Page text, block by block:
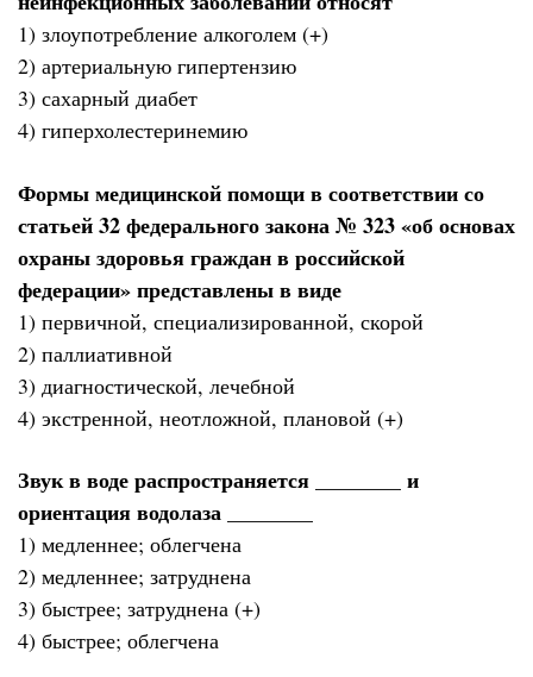
1) злоупотребление алкоголем (+)
2) артериальную гипертензию
3) сахарный диабет
4) гиперхолестеринемию
Формы медицинской помощи в соответствии со
статьей 32 федерального закона № 323 «об основах
охраны здоровья граждан в российской
федерации» представлены в виде
1) первичной, специализированной, скорой
2) паллиативной
3) диагностической, лечебной
4) экстренной, неотложной, плановой (+)
Звук в воде распространяется ________ и
ориентация водолаза ________
1) медленнее; облегчена
2) медленнее; затруднена
3) быстрее; затруднена (+)
4) быстрее; облегчена